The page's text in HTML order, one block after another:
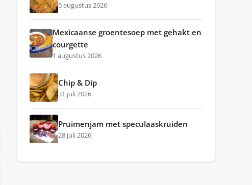
5 augustus 2026
Mexicaanse groentesoep met gehakt en
courgette
1 augustus 2026
Chip & Dip
31 juli 2026
Pruimenjam met speculaaskruiden
28 juli 2026